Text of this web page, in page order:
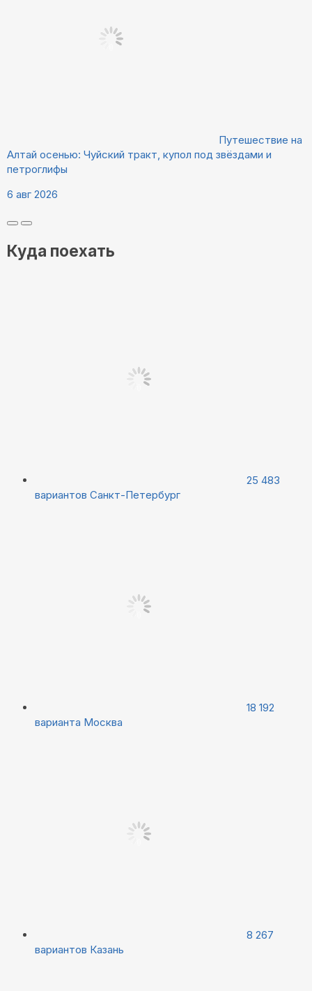
Путешествие на
Алтай осенью: Чуйский тракт, купол под звёздами и
петроглифы
6 авг 2026
Куда поехать
25 483
вариантов Санкт-Петербург
18 192
варианта Москва
8 267
вариантов Казань